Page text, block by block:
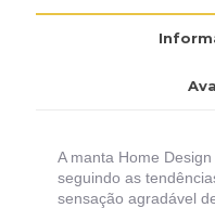
A manta Home
seguindo as
sensação agradável